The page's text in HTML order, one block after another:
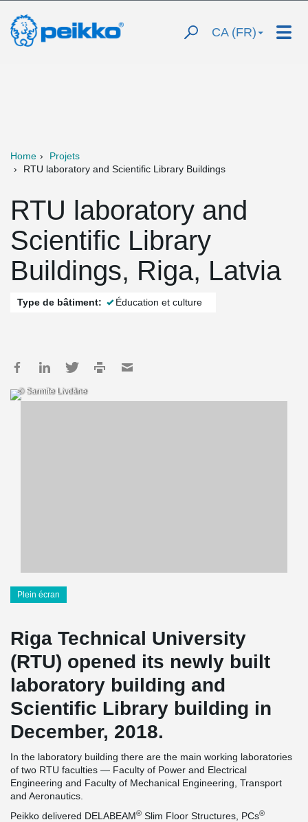
CA (FR)
Home
Projets
RTU laboratory and Scientific Library Buildings
RTU laboratory and
Scientific Library
Buildings, Riga, Latvia
Type de bâtiment: Éducation et culture
© Sarmīte Livdāne
Plein écran
Riga Technical University
(RTU) opened its newly built
laboratory building and
Scientific Library building in
December, 2018.
In the laboratory building there are the main working laboratories
of two RTU faculties — Faculty of Power and Electrical
Engineering and Faculty of Mechanical Engineering, Transport
and Aeronautics.
Peikko delivered DELABEAM® Slim Floor Structures, PCs®